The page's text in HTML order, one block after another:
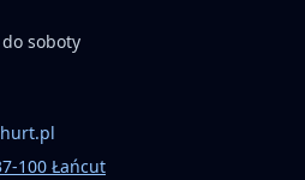
soboty
100 Łańcut